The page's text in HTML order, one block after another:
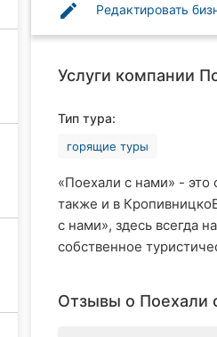
edit Редактировать
Услуги компании
Тип тура:
горящие туры
«Поехали с нами» - это
также и в
с нами», здесь всегда
собственное
Отзывы о Поехали